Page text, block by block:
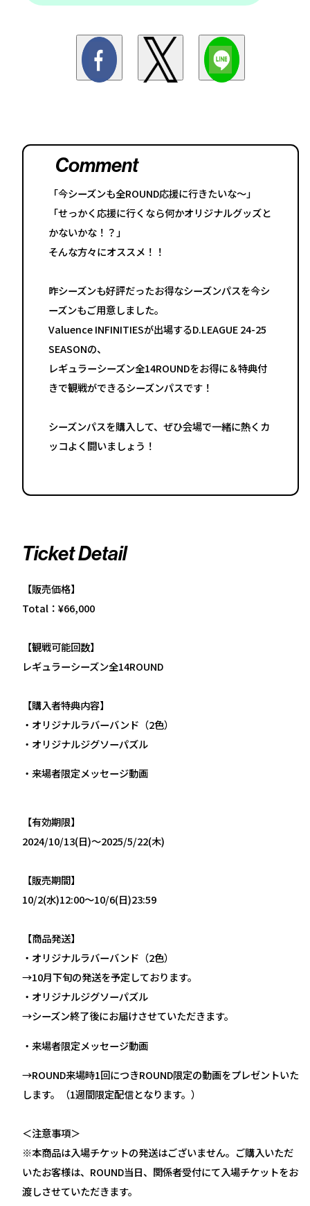
Comment
「今シーズンも全ROUND応援に行きたいな〜」
「せっかく応援に行くなら何かオリジナルグッズと
かないかな！？」
そんな方々にオススメ！！
昨シーズンも好評だったお得なシーズンパスを今シ
ーズンもご用意しました。
Valuence INFINITIESが出場するD.LEAGUE 24-25
SEASONの、
レギュラーシーズン全14ROUNDをお得に＆特典付
きで観戦ができるシーズンパスです！
シーズンパスを購入して、ぜひ会場で一緒に熱くカ
ッコよく闘いましょう！
Ticket Detail
【販売価格】
Total：¥66,000
【観戦可能回数】
レギュラーシーズン全14ROUND
【購入者特典内容】
・オリジナルラバーバンド（2色）
・オリジナルジグソーパズル
・来場者限定メッセージ動画
【有効期限】
2024/10/13(日)～2025/5/22(木)
【販売期間】
10/2(水)12:00～10/6(日)23:59
【商品発送】
・オリジナルラバーバンド（2色）
→10月下旬の発送を予定しております。
・オリジナルジグソーパズル
→シーズン終了後にお届けさせていただきます。
・来場者限定メッセージ動画
→ROUND来場時1回につきROUND限定の動画をプレゼントいた
します。（1週間限定配信となります。）
＜注意事項＞
※本商品は入場チケットの発送はございません。ご購入いただ
いたお客様は、ROUND当日、関係者受付にて入場チケットをお
渡しさせていただきます。